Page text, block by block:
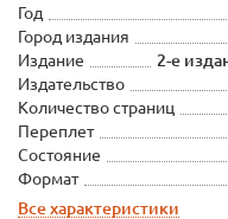
Год
Город издания
Издание
2-е
Издательство
Количество страниц
Переплет
Состояние
Формат
Все характеристики